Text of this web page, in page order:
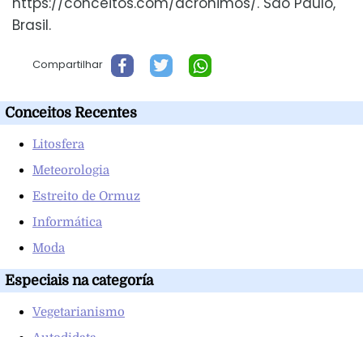
Brasil.
Compartilhar
Conceitos Recentes
Litosfera
Meteorologia
Estreito de Ormuz
Informática
Moda
Especiais na categoría
Vegetarianismo